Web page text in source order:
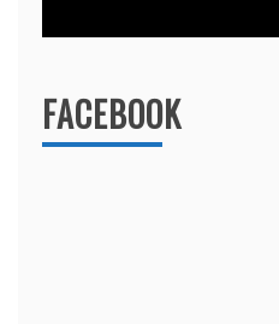
FACEBOOK